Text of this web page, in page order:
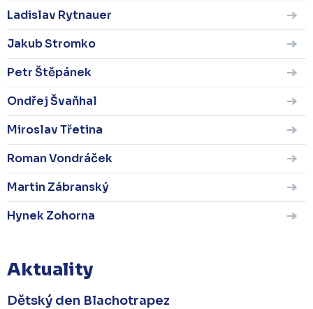
Ladislav Rytnauer
Jakub Stromko
Petr Štěpánek
Ondřej Švaňhal
Miroslav Třetina
Roman Vondráček
Martin Zábranský
Hynek Zohorna
Aktuality
Dětský den Blachotrapez